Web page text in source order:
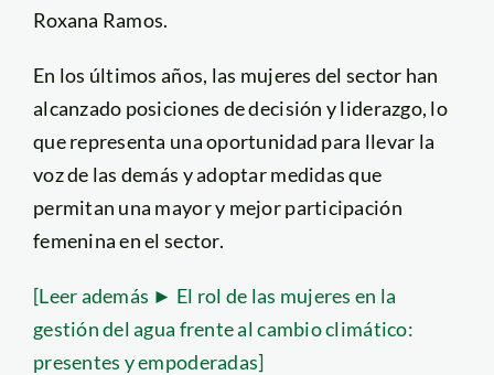
Roxana Ramos.
En los últimos años, las mujeres del sector han
alcanzado posiciones de decisión y liderazgo, lo
que representa una oportunidad para llevar la
voz de las demás y adoptar medidas que
permitan una mayor y mejor participación
femenina en el sector.
[Leer además ► El rol de las mujeres en la
gestión del agua frente al cambio climático:
presentes y empoderadas]